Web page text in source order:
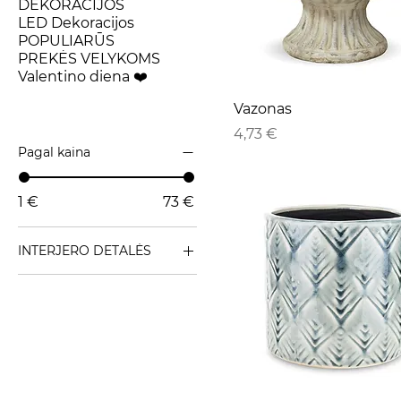
DEKORACIJOS
LED Dekoracijos
POPULIARŪS
PREKĖS VELYKOMS
Valentino diena ❤️
Pagal kaina
1 € 73 €
INTERJERO DETALĖS
Vazonai
Vazonas
Kaina
4,73 €